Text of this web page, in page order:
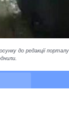
до редакції